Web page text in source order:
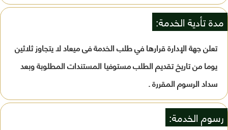
مدة تأدية الخدمة:
تعلن جهة الإدارة قرارها في طلب الخدمة فى ميعاد لا يتجاوز ثلاثين
يوما من تاريخ تقديم الطلب مستوفيا المستندات المطلوبة وبعد
سداد الرسوم المقررة .
رسوم الخدمة: